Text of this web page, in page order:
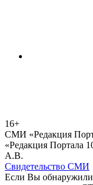
16+
СМИ «Редакция
«Редакция Портала
А.В.
Свидетельство СМИ
Если Вы обнаружили